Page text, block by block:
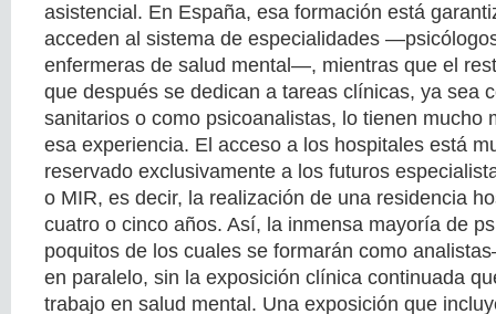
asistencial. En España, esa formación está
acceden al sistema de especialidades
enfermeras de salud mental—, mientras que el
que después se dedican a tareas clínicas, ya sea
sanitarios o como psicoanalistas, lo tienen mucho
esa experiencia. El acceso a los hospitales está
reservado exclusivamente a los futuros
o MIR, es decir, la realización de una residencia
cuatro o cinco años. Así, la inmensa mayoría de
poquitos de los cuales se formarán como
en paralelo, sin la exposición clínica continuada
trabajo en salud mental. Una exposición que